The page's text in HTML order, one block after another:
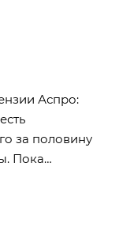
Аспро:
за половину
Пока